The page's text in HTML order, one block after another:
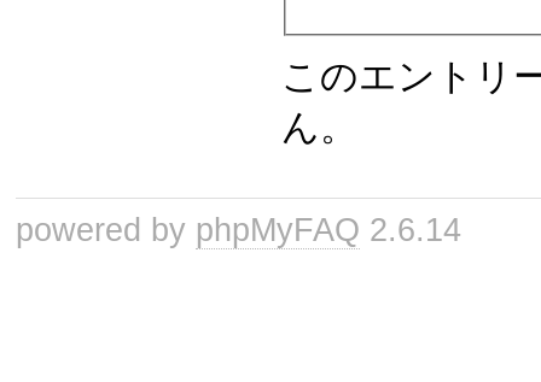
このエントリ
ん。
powered by phpMyFAQ 2.6.14